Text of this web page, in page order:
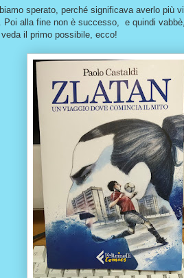
sperato, perché significava averlo più
Poi alla fine non è successo, e quindi
il primo possibile, ecco!